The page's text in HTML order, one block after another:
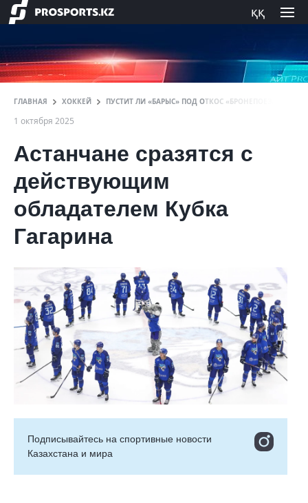
ққ
ГЛАВНАЯ ХОККЕЙ ПУСТИТ ЛИ «БАРЫС» ПОД ОТКОС «БРОНЕПОЕЗД»?
1 октября 2025
Астанчане сразятся с
действующим
обладателем Кубка
Гагарина
Подписывайтесь на cпортивные новости
Казахстана и мира